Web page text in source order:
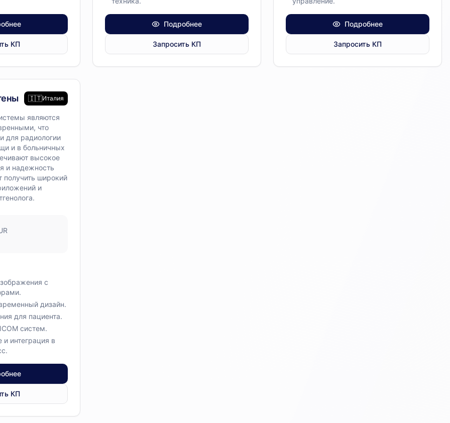
КП
Подробнее
Запросить КП
Подробнее
Запросить КП
🇮🇹Италия
являются
что
для радиологии
и в больничных
высокое
и надежность
получить широкий
и
с
дизайн.
для пациента.
систем.
и интеграция в
КП